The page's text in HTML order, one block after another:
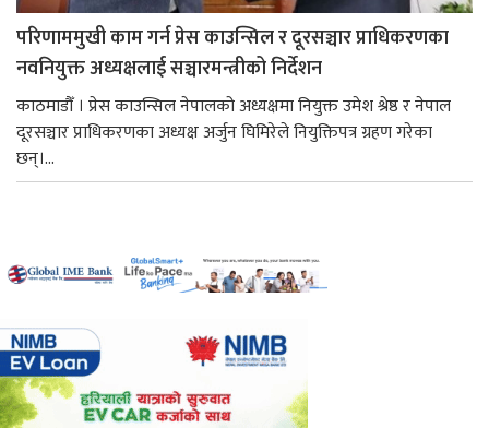
परिणाममुखी काम गर्न प्रेस काउन्सिल र दूरसञ्चार प्राधिकरणका
नवनियुक्त अध्यक्षलाई सञ्चारमन्त्रीको निर्देशन
काठमाडौँ । प्रेस काउन्सिल नेपालको अध्यक्षमा नियुक्त उमेश श्रेष्ठ र नेपाल
दूरसञ्चार प्राधिकरणका अध्यक्ष अर्जुन घिमिरेले नियुक्तिपत्र ग्रहण गरेका
छन्।...